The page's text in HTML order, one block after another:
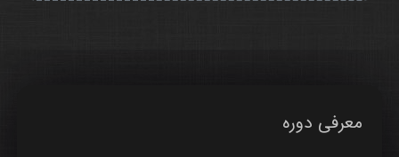
معرفی دوره